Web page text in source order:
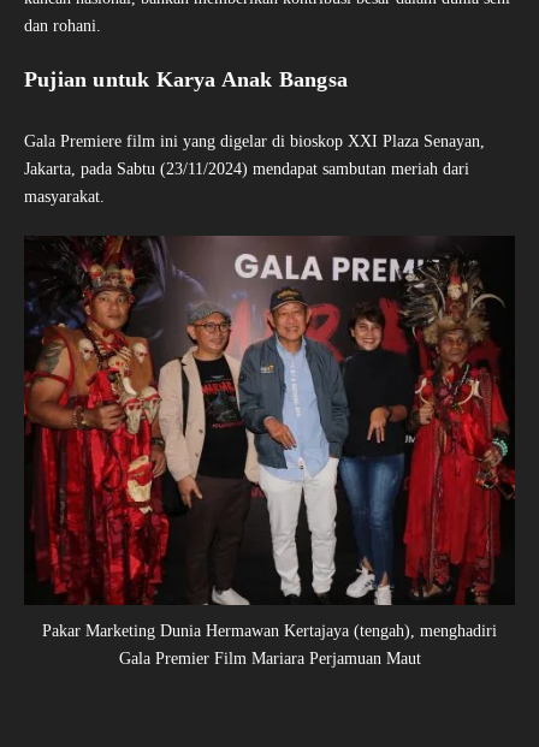
dan rohani.
Pujian untuk Karya Anak Bangsa
Gala Premiere film ini yang digelar di bioskop XXI Plaza Senayan,
Jakarta, pada Sabtu (23/11/2024) mendapat sambutan meriah dari
masyarakat.
Pakar Marketing Dunia Hermawan Kertajaya (tengah), menghadiri
Gala Premier Film Mariara Perjamuan Maut